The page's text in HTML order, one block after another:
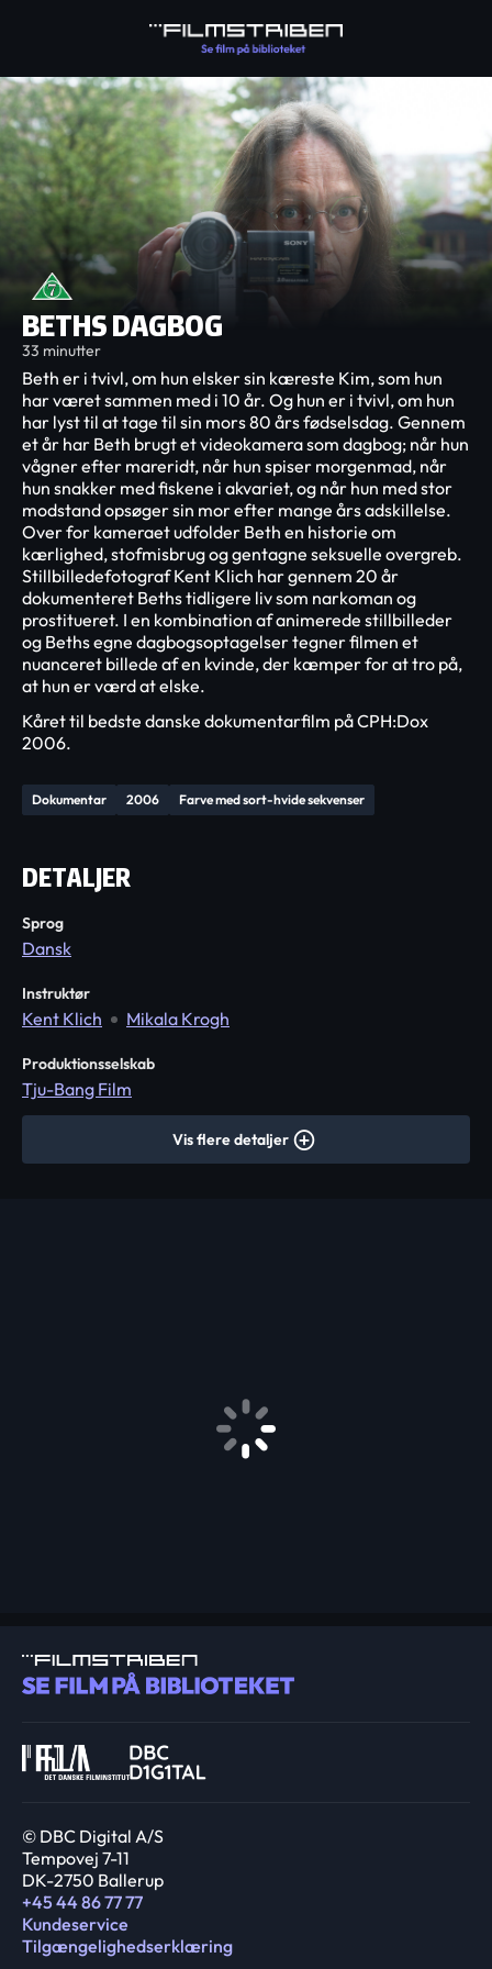
BETHS DAGBOG
33 minutter
Dokumentar 2006 Farve med sort-hvide sekvenser
Beth er i tvivl, om hun elsker sin kæreste Kim, som hun
har været sammen med i 10 år. Og hun er i tvivl, om hun
har lyst til at tage til sin mors 80 års fødselsdag. Gennem
et år har Beth brugt et videokamera som dagbog; når hun
vågner efter mareridt, når hun spiser morgenmad, når
hun snakker med fiskene i akvariet, og når hun med stor
modstand opsøger sin mor efter mange års adskillelse.
Over for kameraet udfolder Beth en historie om
kærlighed, stofmisbrug og gentagne seksuelle overgreb.
Stillbilledefotograf Kent Klich har gennem 20 år
dokumenteret Beths tidligere liv som narkoman og
prostitueret. I en kombination af animerede stillbilleder
og Beths egne dagbogsoptagelser tegner filmen et
nuanceret billede af en kvinde, der kæmper for at tro på,
at hun er værd at elske.
Kåret til bedste danske dokumentarfilm på CPH:Dox
2006.
DETALJER
Sprog
Dansk
Instruktør
Kent Klich Mikala Krogh
Produktionsselskab
Tju-Bang Film
Vis flere detaljer
© DBC Digital A/S
Tempovej 7-11
DK-2750 Ballerup
+45 44 86 77 77
Kundeservice
Tilgængelighedserklæring